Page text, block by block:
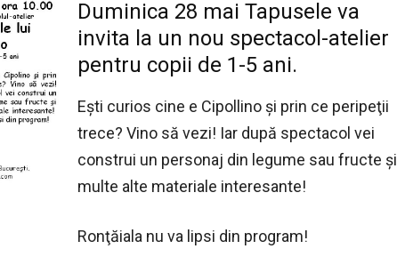
Duminica 28 mai Tapusele va
invita la un nou spectacol-atelier
pentru copii de 1-5 ani.
Eşti curios cine e Cipollino şi prin ce peripeţii
trece? Vino să vezi! Iar după spectacol vei
construi un personaj din legume sau fructe şi
multe alte materiale interesante!
Ronţăiala nu va lipsi din program!